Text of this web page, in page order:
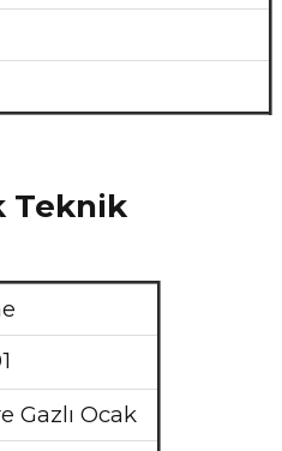
Teknik
Gazlı Ocak